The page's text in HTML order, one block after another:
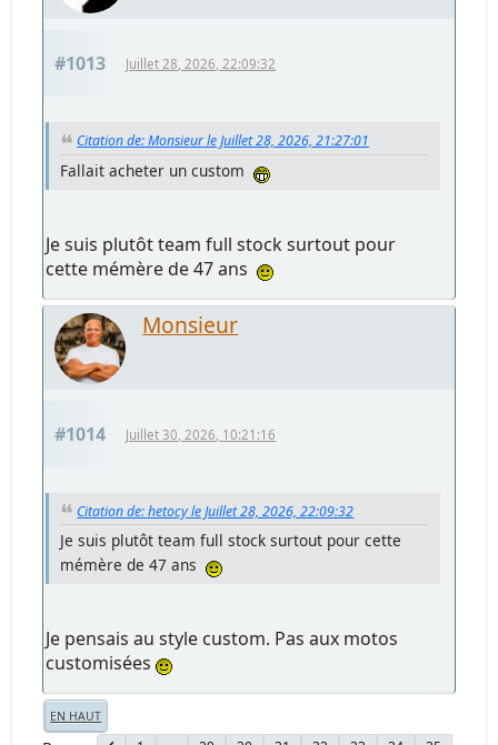
#1013 Juillet 28, 2026, 22:09:32
Citation de: Monsieur le Juillet 28, 2026, 21:27:01
Fallait acheter un custom
Je suis plutôt team full stock surtout pour
cette mémère de 47 ans
Monsieur
#1014 Juillet 30, 2026, 10:21:16
Citation de: hetocy le Juillet 28, 2026, 22:09:32
Je suis plutôt team full stock surtout pour cette
mémère de 47 ans
Je pensais au style custom. Pas aux motos
customisées
EN HAUT